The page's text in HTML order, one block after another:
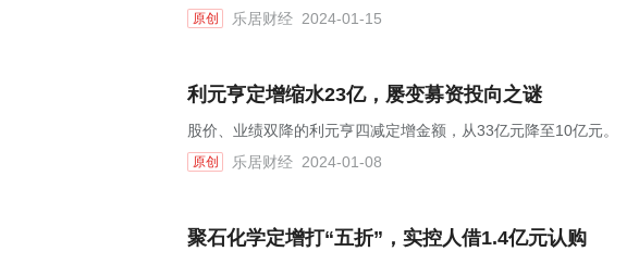
原创 乐居财经 2024-01-15
利元亨定增缩水23亿，屡变募资投向之谜
股价、业绩双降的利元亨四减定增金额，从33亿元降至10亿元。
原创 乐居财经 2024-01-08
聚石化学定增打“五折”，实控人借1.4亿元认购